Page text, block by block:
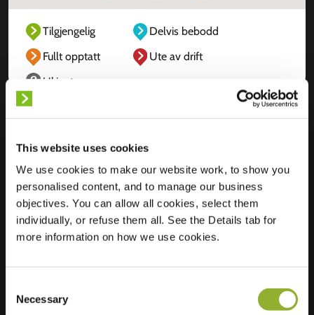
This website uses cookies
We use cookies to make our website work, to show you
personalised content, and to manage our business
objectives. You can allow all cookies, select them
individually, or refuse them all. See the Details tab for
more information on how we use cookies.
Selection
Necessary
Tilgjengelig
Delvis bebodd
Fullt opptatt
Ute av drift
Ukjent
Sted
Dr. AR Holstraat 1
6671 XW Zetten
Nederland
Regular Charging 2 of 2 available